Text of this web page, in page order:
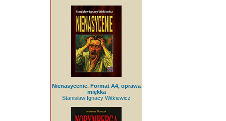
Nienasycenie. Format A4, oprawa
miękka
Stanisław Ignacy Witkiewicz